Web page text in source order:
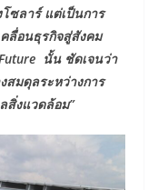
โซลาร์ แต่เป็นการ
ลื่อนธุรกิจสู่สังคม
นั้น ชัดเจนว่า
สมดุลระหว่างการ
สิ่งแวดล้อม”